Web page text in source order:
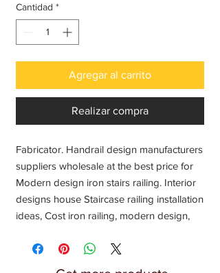
Cantidad *
Agregar al carrito
Realizar compra
Fabricator. Handrail design manufacturers
suppliers wholesale at the best price for
Modern design iron stairs railing. Interior
designs house Staircase railing installation
ideas, Cost iron railing, modern design,
railing, home inside railing, front porch